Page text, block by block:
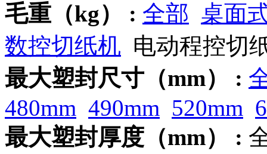
毛重（kg） : 全部 桌面
数控切纸机 电动程控切
最大塑封尺寸（mm） :
480mm 490mm 520mm
最大塑封厚度（mm） :